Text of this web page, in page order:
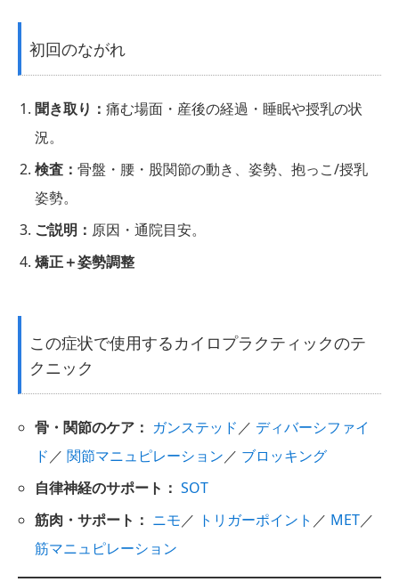
初回のながれ
聞き取り：痛む場面・産後の経過・睡眠や授乳の状
況。
検査：骨盤・腰・股関節の動き、姿勢、抱っこ/授乳
姿勢。
ご説明： 原因・通院目安。
矯正＋姿勢調整
この症状で使用するカイロプラクティックのテ
クニック
骨・関節のケア： ガンステッド ／ ディバーシファイ
ド ／関節マニュピレーション／ ブロッキング
自律神経のサポート： SOT
筋肉・サポート： ニモ／ トリガーポイント ／ MET／
筋マニュピレーション